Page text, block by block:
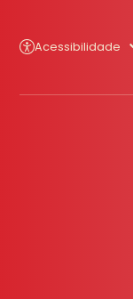
Acessibilidade